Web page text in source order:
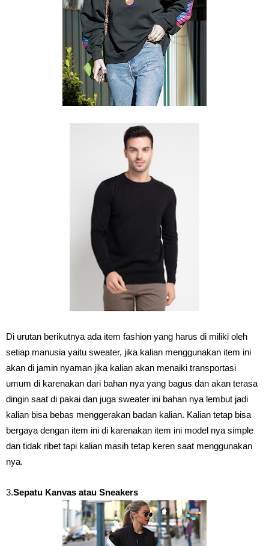
Di urutan berikutnya ada item fashion yang harus di miliki oleh
setiap manusia yaitu sweater, jika kalian menggunakan item ini
akan di jamin nyaman jika kalian akan menaiki transportasi
umum di karenakan dari bahan nya yang bagus dan akan terasa
dingin saat di pakai dan juga sweater ini bahan nya lembut jadi
kalian bisa bebas menggerakan badan kalian. Kalian tetap bisa
bergaya dengan item ini di karenakan item ini model nya simple
dan tidak ribet tapi kalian masih tetap keren saat menggunakan
nya.
3.Sepatu Kanvas atau Sneakers